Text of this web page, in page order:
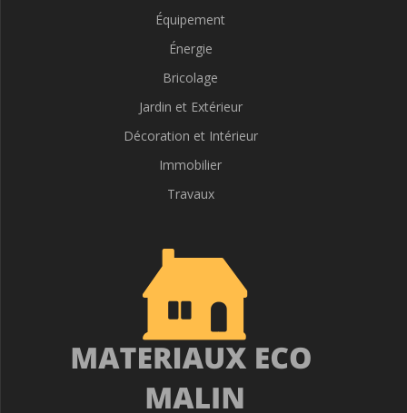
Équipement
Énergie
Bricolage
Jardin et Extérieur
Décoration et Intérieur
Immobilier
Travaux